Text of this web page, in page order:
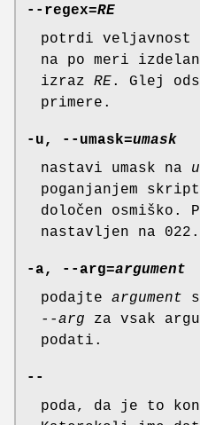
--regex=RE
potrdi veljavnost
na po meri
izraz RE . Glej
primere.
-u, --umask=umask
nastavi umask na
poganjanjem
določen osmiško.
nastavljen na 022.
-a, --arg=argument
podajte argument
--arg za vsak
podati.
--
poda, da je to